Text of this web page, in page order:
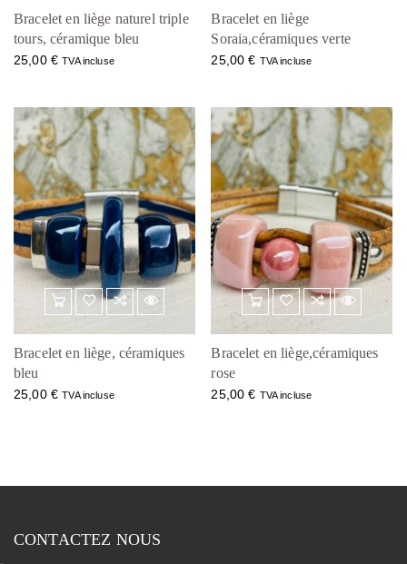
Bracelet en liège naturel triple
tours, céramique bleu
25,00 € TVA incluse
Bracelet en liège
Soraia,céramiques verte
25,00€ TVA incluse
Bracelet en liège, céramiques
bleu
25,00 € TVA incluse
Bracelet en liège,céramiques
rose
25,00€ TVA incluse
CONTACTEZ NOUS